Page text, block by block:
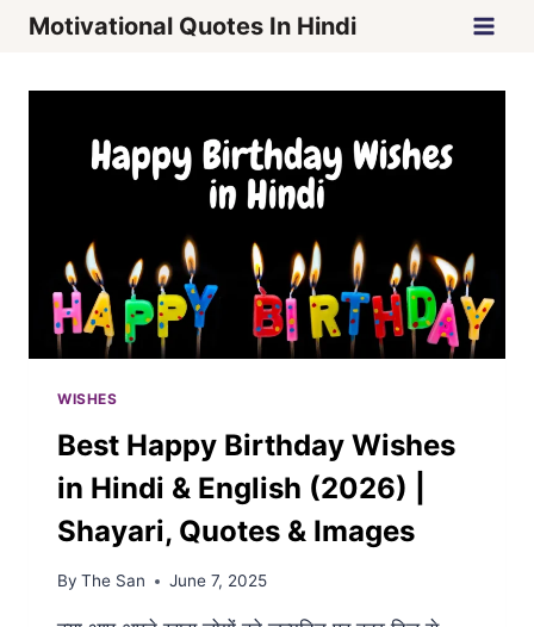
SkipMotivational Quotes In Hindi
WISHES
Best Happy Birthday Wishes
in Hindi & English (2026) |
Shayari, Quotes & Images
By The San June 7, 2025